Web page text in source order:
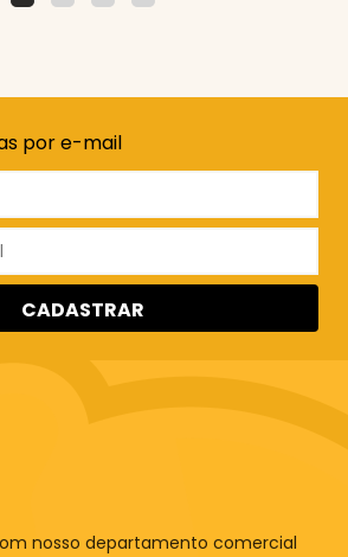
por e-mail
CADASTRAR
nosso departamento comercial